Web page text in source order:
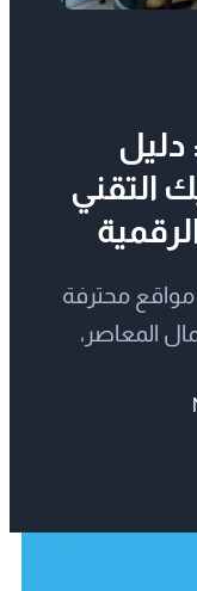
التقني
محترفة
المعاصر،
ترف أو
تحدد
عندما